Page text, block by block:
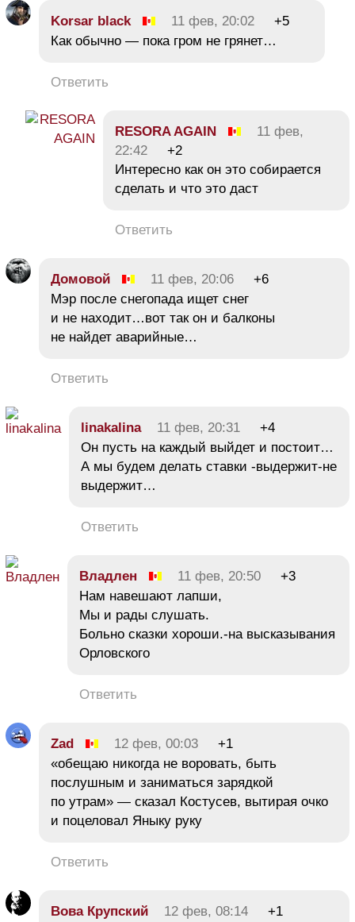
Korsar black 11 фев, 20:02
+5
Как обычно — пока гром не грянет…
Ответить
RESORA AGAIN
11 фев,
22:42
+2
Интересно как он это собирается
сделать и что это даст
Ответить
Домовой 11 фев, 20:06
+6
Мэр после снегопада ищет снег
и не находит…вот так он и балконы
не найдет аварийные…
Ответить
linakalina 11 фев, 20:31
+4
Он пусть на каждый выйдет и постоит…
А мы будем делать ставки -выдержит-не
выдержит…
Ответить
Владлен 11 фев, 20:50
+3
Нам навешают лапши,
Мы и рады слушать.
Больно сказки хороши.-на высказывания
Орловского
Ответить
Zad 12 фев, 00:03
+1
«обещаю никогда не воровать, быть
послушным и заниматься зарядкой
по утрам» — сказал Костусев, вытирая очко
и поцеловал Яныку руку
Ответить
Вова Крупский 12 фев, 08:14
+1